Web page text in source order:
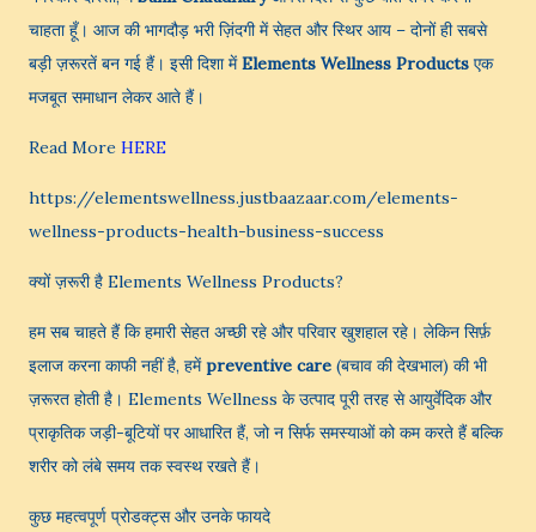
चाहता हूँ। आज की भागदौड़ भरी ज़िंदगी में सेहत और स्थिर आय – दोनों ही सबसे
बड़ी ज़रूरतें बन गई हैं। इसी दिशा मेंElements Wellness Products एक
मजबूत समाधान लेकर आते हैं।
Read More HERE
https://elementswellness.justbaazaar.com/elements-
wellness-products-health-business-success
क्यों ज़रूरी है Elements Wellness Products?
हम सब चाहते हैं कि हमारी सेहत अच्छी रहे और परिवार खुशहाल रहे। लेकिन सिर्फ़
इलाज करना काफी नहीं है, हमेंpreventive care (बचाव की देखभाल) की भी
ज़रूरत होती है। Elements Wellness के उत्पाद पूरी तरह से आयुर्वेदिक और
प्राकृतिक जड़ी-बूटियों पर आधारित हैं, जो न सिर्फ समस्याओं को कम करते हैं बल्कि
शरीर को लंबे समय तक स्वस्थ रखते हैं।
कुछ महत्वपूर्ण प्रोडक्ट्स और उनके फायदे